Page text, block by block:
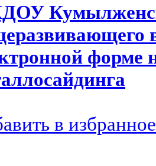
форме
в избранное